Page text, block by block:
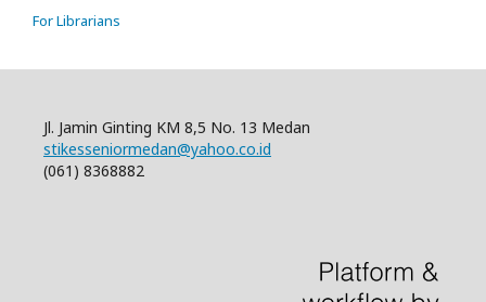
For Librarians
Jl. Jamin Ginting KM 8,5 No. 13 Medan
stikesseniormedan@yahoo.co.id
(061) 8368882